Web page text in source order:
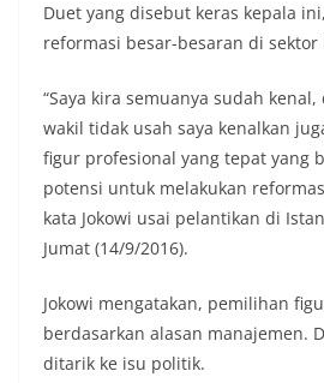
Duet yang disebut keras kepala
reformasi besar-besaran di sektor
“Saya kira semuanya sudah
wakil tidak usah saya kenalkan
figur profesional yang tepat yang
potensi untuk melakukan
kata Jokowi usai pelantikan di
Jumat (14/9/2016).
Jokowi mengatakan, pemilihan
berdasarkan alasan manajemen.
ditarik ke isu politik.